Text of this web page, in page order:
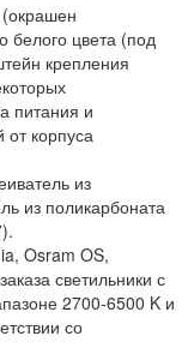
белого цвета (под
крепления
питания и
от корпуса
из
из поликарбоната
Osram OS,
светильники с
2700-6500 K и
со